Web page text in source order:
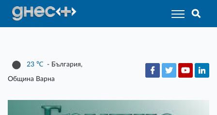
23 ℃ - България,
Община Варна